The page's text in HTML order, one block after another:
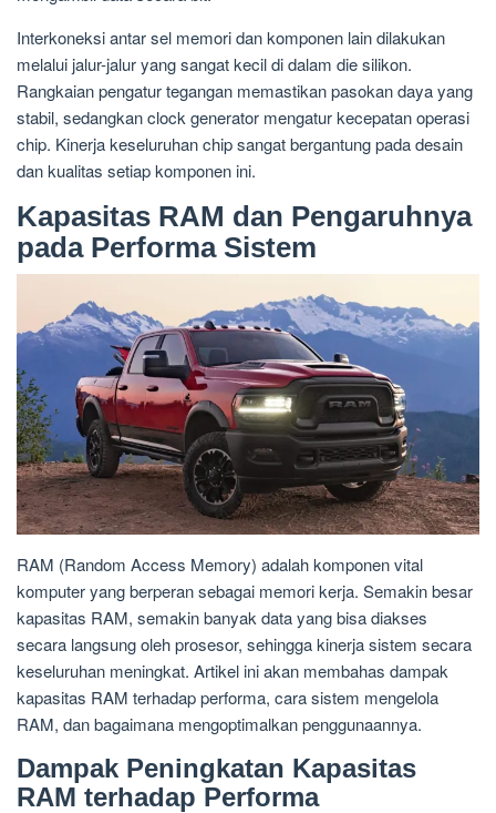
Interkoneksi antar sel memori dan komponen lain dilakukan
melalui jalur-jalur yang sangat kecil di dalam die silikon.
Rangkaian pengatur tegangan memastikan pasokan daya yang
stabil, sedangkan clock generator mengatur kecepatan operasi
chip. Kinerja keseluruhan chip sangat bergantung pada desain
dan kualitas setiap komponen ini.
Kapasitas RAM dan Pengaruhnya
pada Performa Sistem
RAM (Random Access Memory) adalah komponen vital
komputer yang berperan sebagai memori kerja. Semakin besar
kapasitas RAM, semakin banyak data yang bisa diakses
secara langsung oleh prosesor, sehingga kinerja sistem secara
keseluruhan meningkat. Artikel ini akan membahas dampak
kapasitas RAM terhadap performa, cara sistem mengelola
RAM, dan bagaimana mengoptimalkan penggunaannya.
Dampak Peningkatan Kapasitas
RAM terhadap Performa